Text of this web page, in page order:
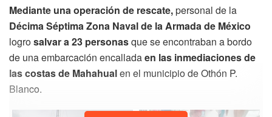
Mediante una operación de rescate,personal de la
Décima Séptima Zona Naval de la Armada de México
logrosalvar a 23 personasque se encontraban a bordo
de una embarcación encalladaen las inmediaciones de
las costas de Mahahualen el municipio de Othón P.
Blanco.